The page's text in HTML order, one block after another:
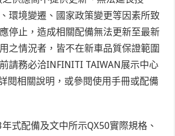
環境變遷、國家政策變更等因素所致
停止，造成相關配備無法更新至最新
之情況者，皆不在新車品質保證範圍
請務必洽INFINITI TAIWAN展示中心
閱相關說明，或參閱使用手冊或配備
年式配備及文中所示QX50實際規格、